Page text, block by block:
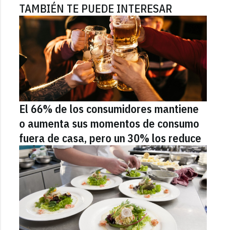
TAMBIÉN TE PUEDE INTERESAR
El 66% de los consumidores mantiene
o aumenta sus momentos de consumo
fuera de casa, pero un 30% los reduce